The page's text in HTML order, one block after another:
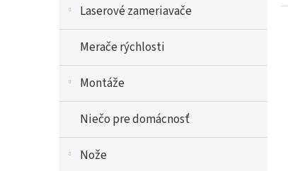
Laserové zameriavače
Merače rýchlosti
Montáže
Niečo pre domácnosť
Nože